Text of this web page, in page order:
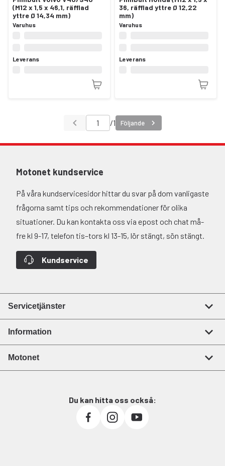
(M12 x 1,5 x 46,1, räfflad
yttre Ø 14,34 mm)
Varuhus
Leverans
36, räfflad yttre Ø 12,22
mm)
Varuhus
Leverans
/1 Följande
Motonet kundservice
På våra kundservicesidor hittar du svar på dom vanligaste
frågorna samt tips och rekommendationer för olika
situationer. Du kan kontakta oss via epost och chat må-
fre kl 9-17, telefon tis–tors kl 13-15, lör stängt, sön stängt.
Kundservice
Servicetjänster
Information
Motonet
Du kan hitta oss också: